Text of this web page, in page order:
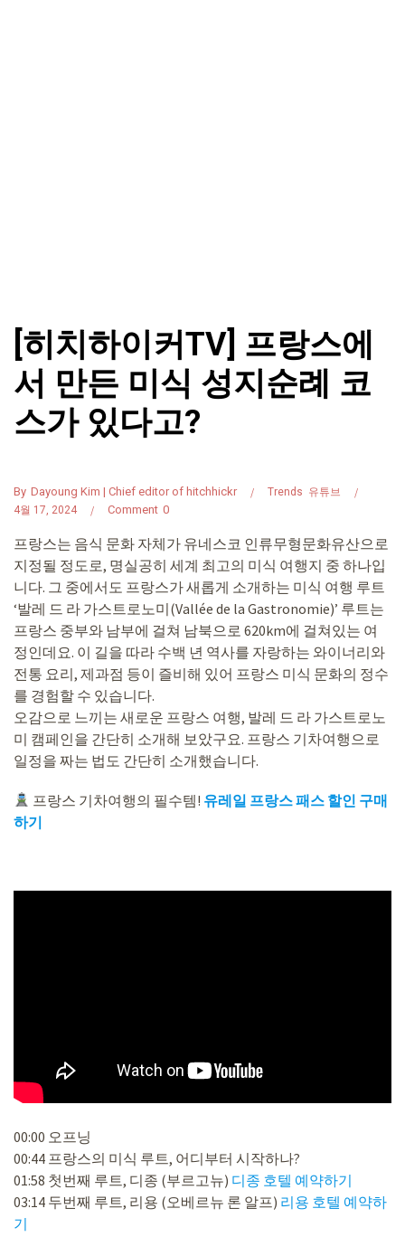
[히치하이커TV] 프랑스에
서 만든 미식 성지순례 코
스가 있다고?
By Dayoung Kim | Chief editor of hitchhickr Trends 유튜브
4월 17, 2024
0
Comment
프랑스는 음식 문화 자체가 유네스코 인류무형문화유산으로
지정될 정도로, 명실공히 세계 최고의 미식 여행지 중 하나입
니다. 그 중에서도 프랑스가 새롭게 소개하는 미식 여행 루트
‘발레 드 라 가스트로노미(Vallée de la Gastronomie)’ 루트는
프랑스 중부와 남부에 걸쳐 남북으로 620km에 걸쳐있는 여
정인데요. 이 길을 따라 수백 년 역사를 자랑하는 와이너리와
전통 요리, 제과점 등이 즐비해 있어 프랑스 미식 문화의 정수
를 경험할 수 있습니다.
오감으로 느끼는 새로운 프랑스 여행, 발레 드 라 가스트로노
미 캠페인을 간단히 소개해 보았구요. 프랑스 기차여행으로
일정을 짜는 법도 간단히 소개했습니다.
프랑스 기차여행의 필수템! 유레일 프랑스 패스 할인 구매
하기
00:00 오프닝
00:44 프랑스의 미식 루트, 어디부터 시작하나?
01:58 첫번째 루트, 디종 (부르고뉴) 디종 호텔 예약하기
03:14 두번째 루트, 리용 (오베르뉴 론 알프) 리용 호텔 예약하
기